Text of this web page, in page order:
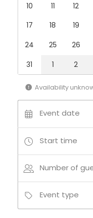
10
11 12
17
18 19
24
25 26
31
1 2
Availability
Event date
Start time
Number of
Event type